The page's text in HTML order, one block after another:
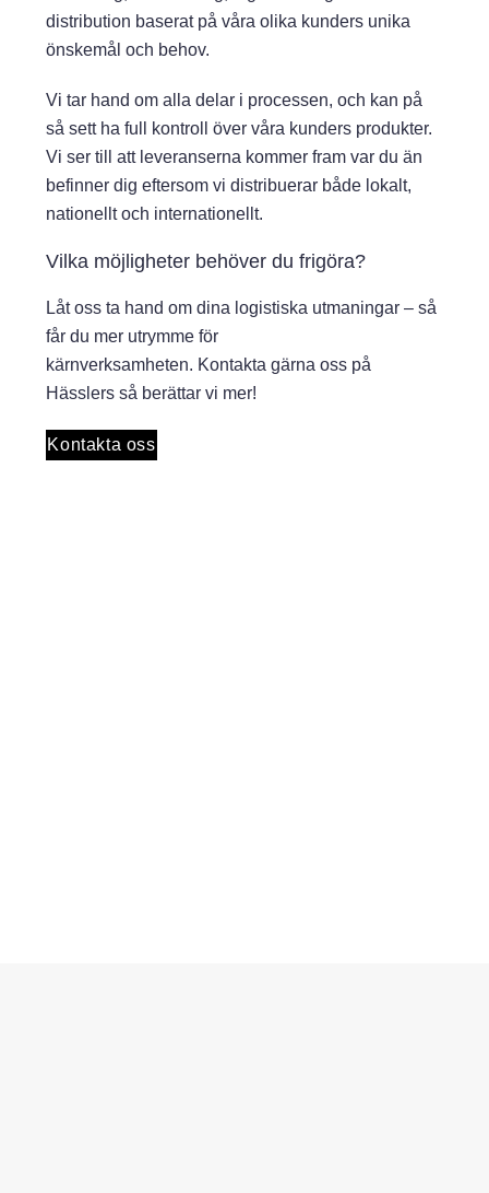
distribution baserat på våra olika kunders unika
önskemål och behov.
Vi tar hand om alla delar i processen, och kan på
så sett ha full kontroll över våra kunders produkter.
Vi ser till att leveranserna kommer fram var du än
befinner dig eftersom vi distribuerar både lokalt,
nationellt och internationellt.
Vilka möjligheter behöver du frigöra?
Låt oss ta hand om dina logistiska utmaningar – så
får du mer utrymme för
kärnverksamheten. Kontakta gärna oss på
Hässlers så berättar vi mer!
Kontakta oss